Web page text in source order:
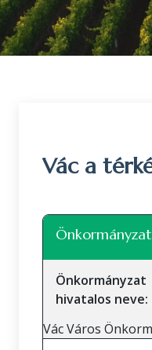
Vác a
+
Önkormányzat
hivatalos neve:
Vác Város